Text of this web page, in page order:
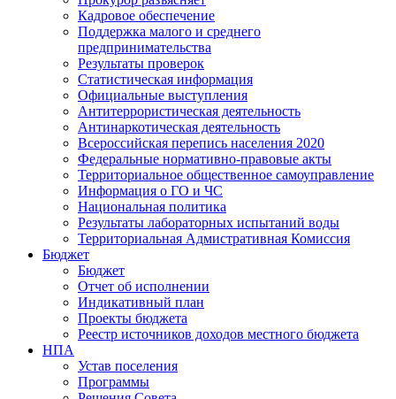
Кадровое обеспечение
Поддержка малого и среднего
предпринимательства
Результаты проверок
Статистическая информация
Официальные выступления
Антитеррористическая деятельность
Антинаркотическая деятельность
Всероссийская перепись населения 2020
Федеральные нормативно-правовые акты
Территориальное общественное самоуправление
Информация о ГО и ЧС
Национальная политика
Результаты лабораторных испытаний воды
Территориальная Адмистративная Комиссия
Бюджет
Бюджет
Отчет об исполнении
Индикативный план
Проекты бюджета
Реестр источников доходов местного бюджета
НПА
Устав поселения
Программы